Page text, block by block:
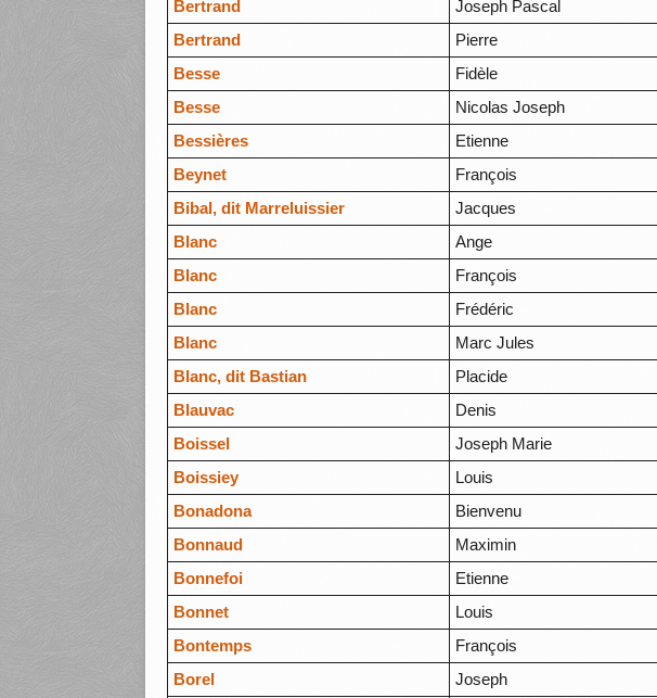
Bertrand
Joseph Pascal
Bertrand
Pierre
Besse
Fidèle
Besse
Nicolas Joseph
Bessières
Etienne
Beynet
François
Bibal, dit Marreluissier
Jacques
Blanc
Ange
Blanc
François
Blanc
Frédéric
Blanc
Marc Jules
Blanc, dit Bastian
Placide
Blauvac
Denis
Boissel
Joseph Marie
Boissiey
Louis
Bonadona
Bienvenu
Bonnaud
Maximin
Bonnefoi
Etienne
Bonnet
Louis
Bontemps
François
Borel
Joseph